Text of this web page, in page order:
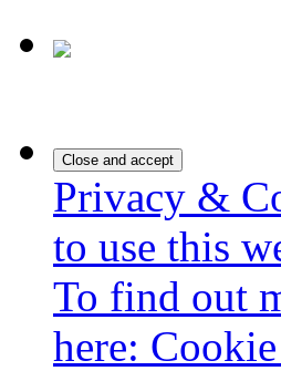
Privacy &
to use this
To find out
here: